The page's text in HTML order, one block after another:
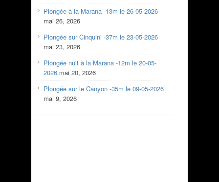
Plongée à la Marana -13m le 26-05-2026
mai 26, 2026
Plongée sur Cinquini -37m le 23-05-2026
mai 23, 2026
Plongée nuit à la Marana -12m le 20-05-
2026 mai 20, 2026
Plongée sur le Canyon -35m le 09-05-2026
mai 9, 2026